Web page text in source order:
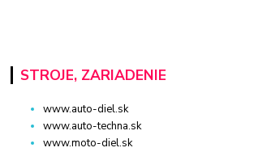
STROJE, ZARIADENIE
www.auto-diel.sk
www.auto-techna.sk
www.moto-diel.sk